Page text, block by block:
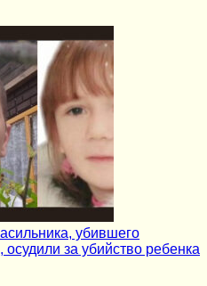
убившего
за убийство ребенка